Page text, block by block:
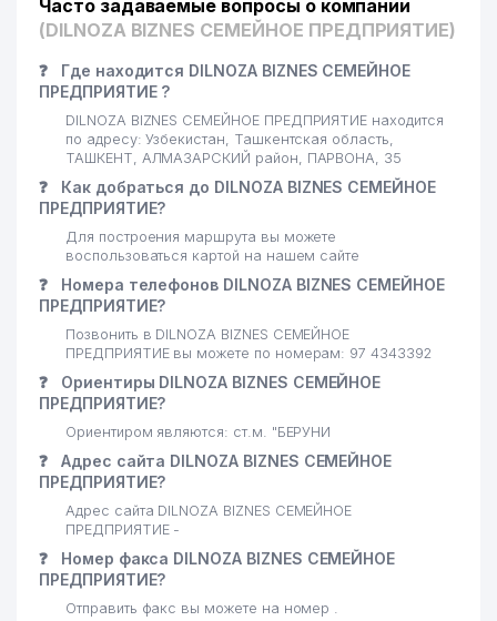
Часто задаваемые вопросы о компании
(DILNOZA BIZNES СЕМЕЙНОЕ ПРЕДПРИЯТИЕ)
❓
Где находится DILNOZA BIZNES СЕМЕЙНОЕ
ПРЕДПРИЯТИЕ ?
DILNOZA BIZNES СЕМЕЙНОЕ ПРЕДПРИЯТИЕ находится
по адресу: Узбекистан, Ташкентская область,
ТАШКЕНТ, АЛМАЗАРСКИЙ район, ПАРВОНА, 35
❓
Как добраться до DILNOZA BIZNES СЕМЕЙНОЕ
ПРЕДПРИЯТИЕ?
Для построения маршрута вы можете
воспользоваться картой на нашем сайте
❓
Номера телефонов DILNOZA BIZNES СЕМЕЙНОЕ
ПРЕДПРИЯТИЕ?
Позвонить в DILNOZA BIZNES СЕМЕЙНОЕ
ПРЕДПРИЯТИЕ вы можете по номерам: 97 4343392
❓
Ориентиры DILNOZA BIZNES СЕМЕЙНОЕ
ПРЕДПРИЯТИЕ?
Ориентиром являются: ст.м. "БЕРУНИ
❓
Адрес сайта DILNOZA BIZNES СЕМЕЙНОЕ
ПРЕДПРИЯТИЕ?
Адрес сайта DILNOZA BIZNES СЕМЕЙНОЕ
ПРЕДПРИЯТИЕ -
❓
Номер факса DILNOZA BIZNES СЕМЕЙНОЕ
ПРЕДПРИЯТИЕ?
Отправить факс вы можете на номер .